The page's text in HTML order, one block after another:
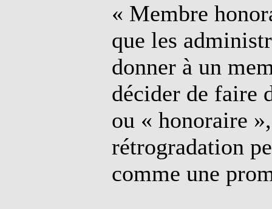
« Membre
que les
donner à un
décider de faire
ou « honoraire
rétrogradation
comme une